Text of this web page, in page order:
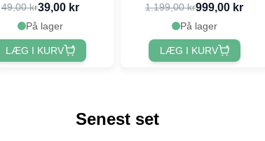
49,00 kr39,00 kr
På lager
LÆG I KURV
1.199,00 kr999,00 kr
På lager
LÆG I KURV
Senest set